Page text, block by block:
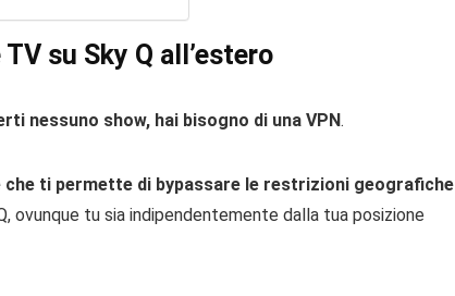
su Sky Q all’estero
nessuno show, hai bisogno di una VPN.
ti permette di bypassare le restrizioni geografiche
ovunque tu sia indipendentemente dalla tua posizione